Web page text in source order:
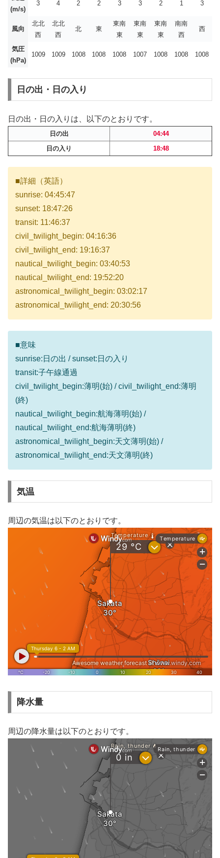
(m/s)
3 4 2 2 3 3 2 1 3
風向
北北
西
北北
西
北 東
東南
東
東南
東
東南
東
南南
西
西
気圧
(hPa)
1009 1009 1008 1008 1008 1007 1008 1008 1008
日の出・日の入り
日の出・日の入りは、以下のとおりです。
日の出
04:44
日の入り
18:48
■詳細（英語）
sunrise: 04:45:47
sunset: 18:47:26
transit: 11:46:37
civil_twilight_begin: 04:16:36
civil_twilight_end: 19:16:37
nautical_twilight_begin: 03:40:53
nautical_twilight_end: 19:52:20
astronomical_twilight_begin: 03:02:17
astronomical_twilight_end: 20:30:56
■意味
sunrise:日の出 / sunset:日の入り
transit:子午線通過
civil_twilight_begin:薄明(始) / civil_twilight_end:薄明
(終)
nautical_twilight_begin:航海薄明(始) /
nautical_twilight_end:航海薄明(終)
astronomical_twilight_begin:天文薄明(始) /
astronomical_twilight_end:天文薄明(終)
気温
周辺の気温は以下のとおりです。
降水量
周辺の降水量は以下のとおりです。